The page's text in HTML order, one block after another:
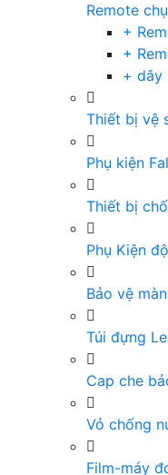
Remote
+
+
+ dây
Thiết bị vệ
Phụ kiện
Thiết bị
Phụ Kiện
Bảo vệ
Túi đựng
Cap che
Vỏ chống
Film-máy